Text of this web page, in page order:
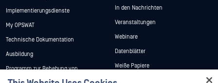
Implementierungsdienste
My OPSWAT
Technische Dokumentation
Ausbildung
Programm zur Behebung von
In den Nachrichten
Veranstaltungen
Webinare
Datenblätter
Weiße Papiere
Kostenlose Tools